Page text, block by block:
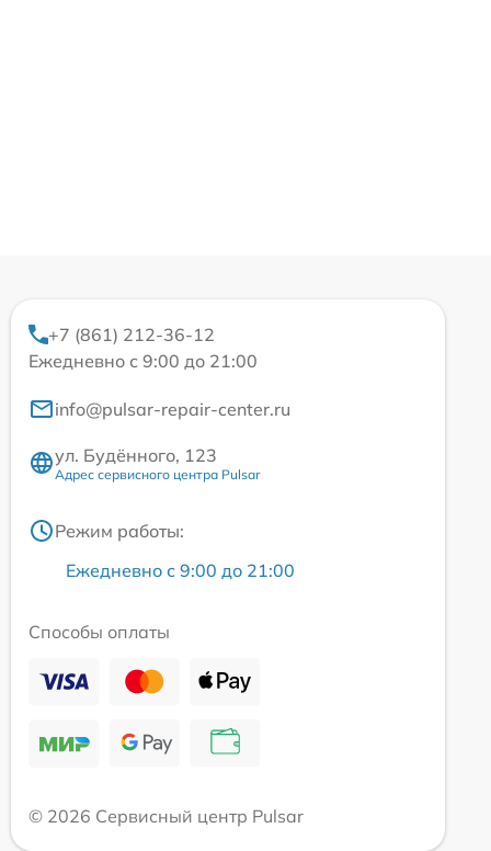
+7 (861) 212-36-12
Ежедневно с 9:00 до 21:00
info@pulsar-repair-center.ru
ул. Будённого, 123
Адрес сервисного центра Pulsar
Режим работы:
Ежедневно с 9:00 до 21:00
Способы оплаты
© 2026 Сервисный центр Pulsar